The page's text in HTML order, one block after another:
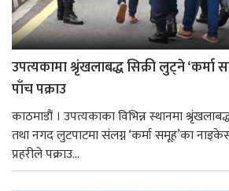
उपत्यकामा श्रृंखलाबद्ध सिक्री लुट्ने
पाँच पक्राउ
काठमाडौं । उपत्यकाका विभिन्न स्थानमा
तथा नगद लुटपाटमा संलग्न ‘कर्मा समूह’का
प्रहरीले पक्राउ...